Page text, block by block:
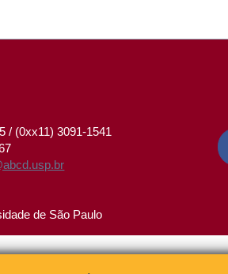
/ (0xx11) 3091-1541
de São Paulo